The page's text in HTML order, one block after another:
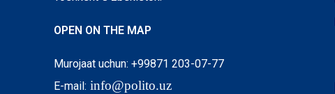
OPEN ON THE MAP
Murojaat uchun: +99871 203-07-77
E-mail: info@polito.uz